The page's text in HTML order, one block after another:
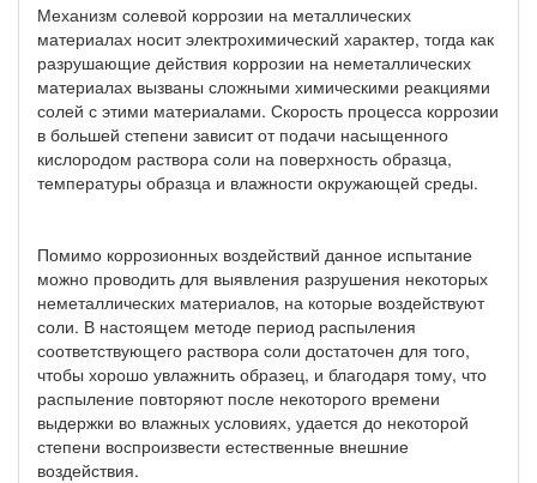
Механизм солевой коррозии на металлических
материалах носит электрохимический характер, тогда как
разрушающие действия коррозии на неметаллических
материалах вызваны сложными химическими реакциями
солей с этими материалами. Скорость процесса коррозии
в большей степени зависит от подачи насыщенного
кислородом раствора соли на поверхность образца,
температуры образца и влажности окружающей среды.
Помимо коррозионных воздействий данное испытание
можно проводить для выявления разрушения некоторых
неметаллических материалов, на которые воздействуют
соли. В настоящем методе период распыления
соответствующего раствора соли достаточен для того,
чтобы хорошо увлажнить образец, и благодаря тому, что
распыление повторяют после некоторого времени
выдержки во влажных условиях, удается до некоторой
степени воспроизвести естественные внешние
воздействия.